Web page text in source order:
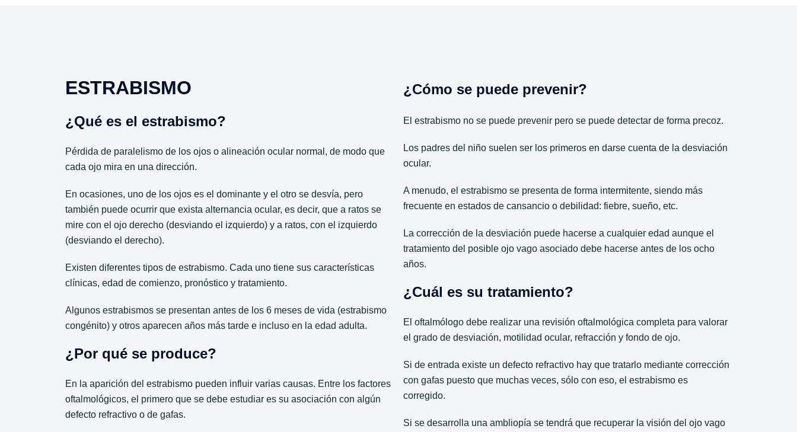
ESTRABISMO
¿Qué es el estrabismo?
Pérdida de paralelismo de los ojos o alineación ocular normal, de modo que
cada ojo mira en una dirección.
En ocasiones, uno de los ojos es el dominante y el otro se desvía, pero
también puede ocurrir que exista alternancia ocular, es decir, que a ratos se
mire con el ojo derecho (desviando el izquierdo) y a ratos, con el izquierdo
(desviando el derecho).
Existen diferentes tipos de estrabismo. Cada uno tiene sus características
clínicas, edad de comienzo, pronóstico y tratamiento.
Algunos estrabismos se presentan antes de los 6 meses de vida (estrabismo
congénito) y otros aparecen años más tarde e incluso en la edad adulta.
¿Por qué se produce?
En la aparición del estrabismo pueden influir varias causas. Entre los factores
oftalmológicos, el primero que se debe estudiar es su asociación con algún
defecto refractivo o de gafas.
¿Cómo se puede prevenir?
El estrabismo no se puede prevenir pero se puede detectar de forma precoz.
Los padres del niño suelen ser los primeros en darse cuenta de la desviación
ocular.
A menudo, el estrabismo se presenta de forma intermitente, siendo más
frecuente en estados de cansancio o debilidad: fiebre, sueño, etc.
La corrección de la desviación puede hacerse a cualquier edad aunque el
tratamiento del posible ojo vago asociado debe hacerse antes de los ocho
años.
¿Cuál es su tratamiento?
El oftalmólogo debe realizar una revisión oftalmológica completa para valorar
el grado de desviación, motilidad ocular, refracción y fondo de ojo.
Si de entrada existe un defecto refractivo hay que tratarlo mediante corrección
con gafas puesto que muchas veces, sólo con eso, el estrabismo es
corregido.
Si se desarrolla una ambliopía se tendrá que recuperar la visión del ojo vago